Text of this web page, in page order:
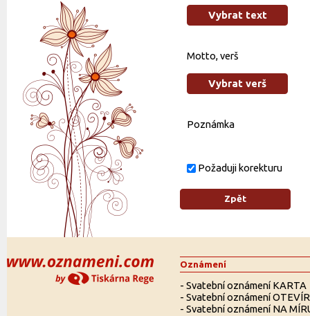
Vybrat text
Motto, verš
Vybrat verš
Poznámka
Požaduji korekturu
Oznámení
- Svatební oznámení KARTA
- Svatební oznámení
- Svatební oznámení NA